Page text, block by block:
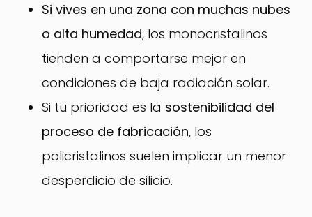
Si vives en una zona con muchas nubes
o alta humedad, los monocristalinos
tienden a comportarse mejor en
condiciones de baja radiación solar.
Si tu prioridad es la sostenibilidad del
proceso de fabricación, los
policristalinos suelen implicar un menor
desperdicio de silicio.